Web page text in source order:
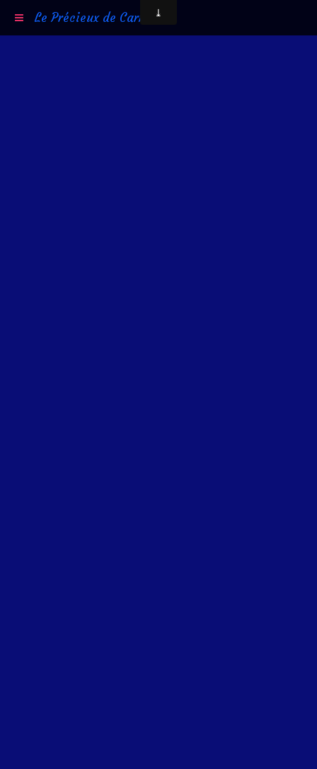
Le Précieux de Carni